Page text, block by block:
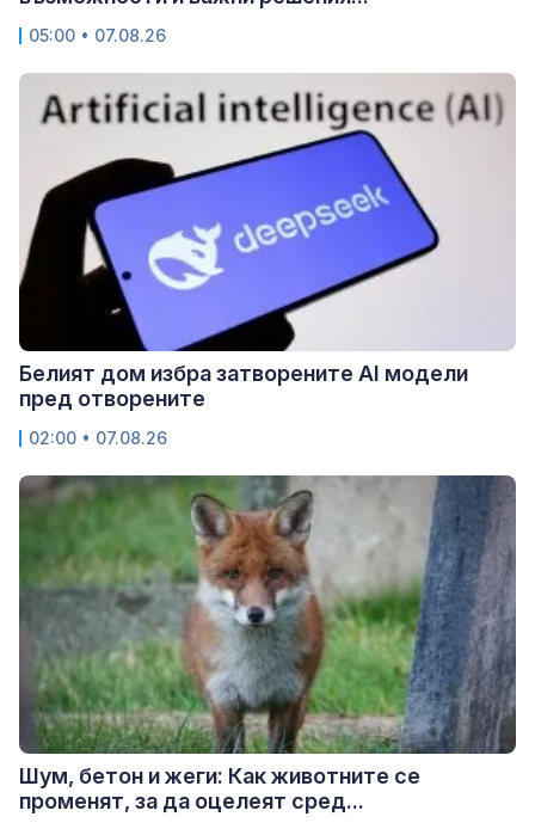
05:00 • 07.08.26
Белият дом избра затворените AI модели
пред отворените
02:00 • 07.08.26
Шум, бетон и жеги: Как животните се
променят, за да оцелеят сред...